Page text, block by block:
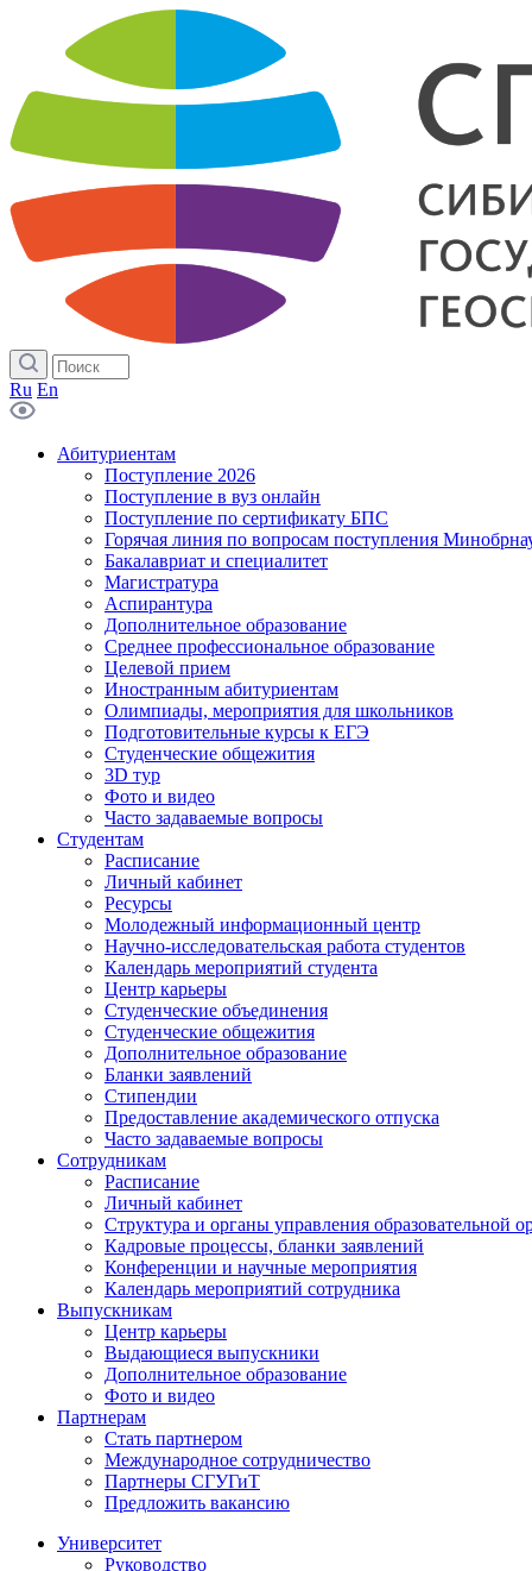
Ru En
Абитуриентам
Поступление 2026
Поступление в вуз онлайн
Поступление по сертификату БПС
Горячая линия по вопросам поступления
Бакалавриат и специалитет
Магистратура
Аспирантура
Дополнительное образование
Среднее профессиональное образование
Целевой прием
Иностранным абитуриентам
Олимпиады, мероприятия для школьников
Подготовительные курсы к ЕГЭ
Студенческие общежития
3D тур
Фото и видео
Часто задаваемые вопросы
Студентам
Расписание
Личный кабинет
Ресурсы
Молодежный информационный центр
Научно-исследовательская работа студентов
Календарь мероприятий студента
Центр карьеры
Студенческие объединения
Студенческие общежития
Дополнительное образование
Бланки заявлений
Стипендии
Предоставление академического отпуска
Часто задаваемые вопросы
Сотрудникам
Расписание
Личный кабинет
Структура и органы управления образовательной
Кадровые процессы, бланки заявлений
Конференции и научные мероприятия
Календарь мероприятий сотрудника
Выпускникам
Центр карьеры
Выдающиеся выпускники
Дополнительное образование
Фото и видео
Партнерам
Стать партнером
Международное сотрудничество
Партнеры СГУГиТ
Предложить вакансию
Университет
Руководство